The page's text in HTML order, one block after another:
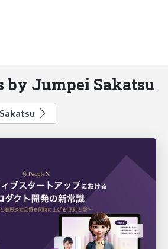
by Jumpei Sakatsu